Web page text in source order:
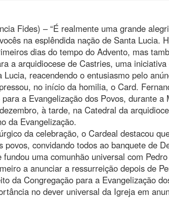
Fides) – “É realmente uma grande
na esplêndida nação de Santa Lucia.
dias do tempo do Advento, mas
a arquidiocese de Castries, uma
reacendendo o entusiasmo pelo
no início da homilia, o Card.
a Evangelização dos Povos, durante a
à tarde, na Catedral da
da Evangelização.
da celebração, o Cardeal destacou
povos, convidando todos ao banquete de
uma comunhão universal com
a anunciar a ressurreição depois de
da Congregação para a Evangelização
no dever universal da Igreja em